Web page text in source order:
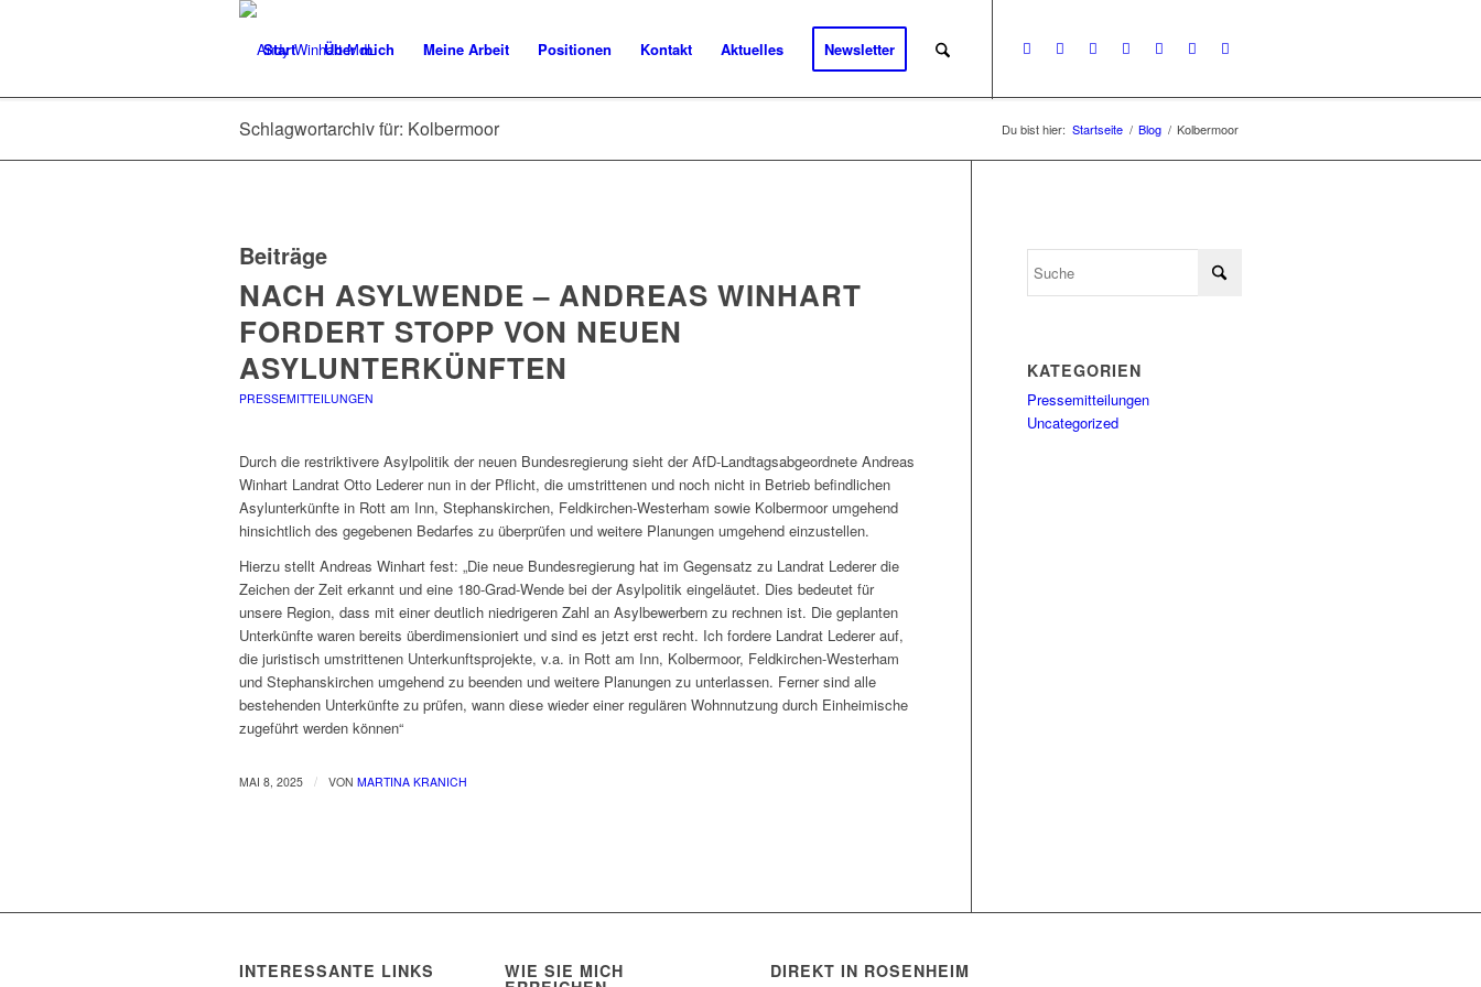
Start Über mich Meine Arbeit Positionen Kontakt Aktuelles Newsletter
Schlagwortarchiv für: Kolbermoor Du bist hier: Startseite / Blog / Kolbermoor
Beiträge
NACH ASYLWENDE – ANDREAS WINHART
FORDERT STOPP VON NEUEN
ASYLUNTERKÜNFTEN
PRESSEMITTEILUNGEN
Durch die restriktivere Asylpolitik der neuen Bundesregierung sieht der AfD-Landtagsabgeordnete Andreas
Winhart Landrat Otto Lederer nun in der Pflicht, die umstrittenen und noch nicht in Betrieb befindlichen
Asylunterkünfte in Rott am Inn, Stephanskirchen, Feldkirchen-Westerham sowie Kolbermoor umgehend
hinsichtlich des gegebenen Bedarfes zu überprüfen und weitere Planungen umgehend einzustellen.
Hierzu stellt Andreas Winhart fest: „Die neue Bundesregierung hat im Gegensatz zu Landrat Lederer die
Zeichen der Zeit erkannt und eine 180-Grad-Wende bei der Asylpolitik eingeläutet. Dies bedeutet für
unsere Region, dass mit einer deutlich niedrigeren Zahl an Asylbewerbern zu rechnen ist. Die geplanten
Unterkünfte waren bereits überdimensioniert und sind es jetzt erst recht. Ich fordere Landrat Lederer auf,
die juristisch umstrittenen Unterkunftsprojekte, v.a. in Rott am Inn, Kolbermoor, Feldkirchen-Westerham
und Stephanskirchen umgehend zu beenden und weitere Planungen zu unterlassen. Ferner sind alle
bestehenden Unterkünfte zu prüfen, wann diese wieder einer regulären Wohnnutzung durch Einheimische
zugeführt werden können“
MAI 8, 2025 / VON MARTINA KRANICH
KATEGORIEN
Pressemitteilungen
Uncategorized
INTERESSANTE LINKS WIE SIE MICH DIREKT IN ROSENHEIM